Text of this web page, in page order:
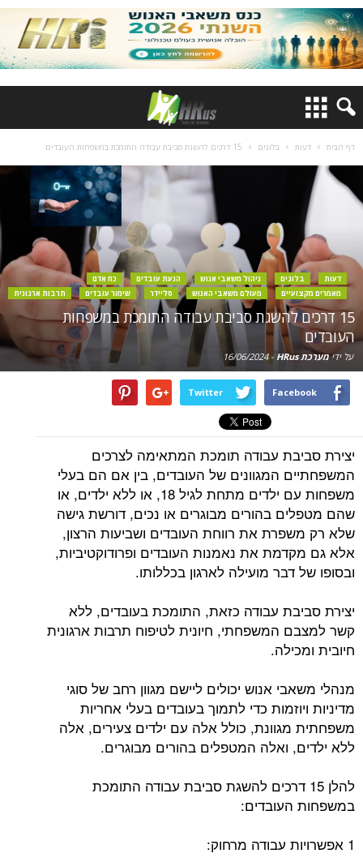
דף הבית דעות בלוגים 15 דרכים להשגת סביבת עבודה התומכת במשפחות העובדים
דעות בלוגים ניהול משאבי אנוש הנעת עובדים
כח אדם
מאמרים מקצועיים
מעולם משאבי האנוש סליידר שימור עובדים תרבות ארגונית
15 דרכים להשגת סביבת עבודה התומכת במשפחות
העובדים
על ידימערכת HRus -
16/06/2024
Facebook
Twitter
יצירת סביבת עבודה תומכת המתאימה לצרכים
המשפחתיים המגוונים של העובדים, בין אם הם בעלי
משפחות עם ילדים מתחת לגיל 18, או ללא ילדים, או
שהם מטפלים בהורים מבוגרים או נכים, דורשת גישה
שלא רק משפרת את רווחת העובדים ושביעות הרצון,
אלא גם מקדמת את נאמנות העובדים ופרודוקטיביות,
ובסופו של דבר מועילה לארגון בכללותו.
יצירת סביבת עבודה כזאת, התומכת בעובדים, ללא
קשר למצבם המשפחתי, חיונית לטיפוח תרבות ארגונית
חיובית ומכילה.
מנהלי משאבי אנוש יכולים ליישם מגוון רחב של סוגי
מדיניות ויוזמות כדי לתמוך בעובדים בעלי אחריות
משפחתית מגוונת, כולל אלה עם ילדים צעירים, אלה
ללא ילדים, ואלה המטפלים בהורים מבוגרים.
להלן 15 דרכים להשגת סביבת עבודה התומכת
במשפחות העובדים:
1 אפשרויות עבודה מרחוק: